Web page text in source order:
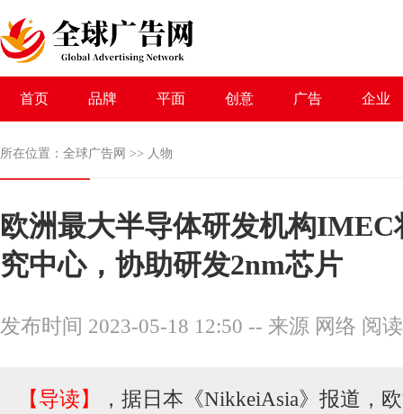
首页 品牌 平面 创意 广告 企业
所在位置： 全球广告网 >> 人物
欧洲最大半导体研发机构
究中心，协助研发2nm芯片
发布时间 2023-05-18 12:50 -- 来源 网络 阅
【导读】
，据日本《NikkeiAsia》报道，